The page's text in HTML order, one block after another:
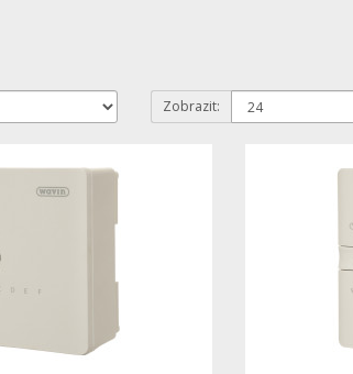
Zobrazit: